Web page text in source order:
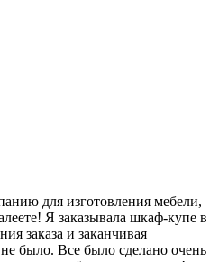
для изготовления мебели,
Я заказывала шкаф-купе в
заказа и заканчивая
было. Все было сделано очень